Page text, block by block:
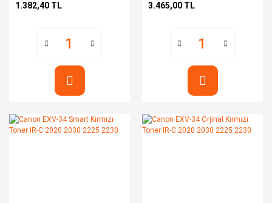
1.382,40 TL 3.465,00 TL